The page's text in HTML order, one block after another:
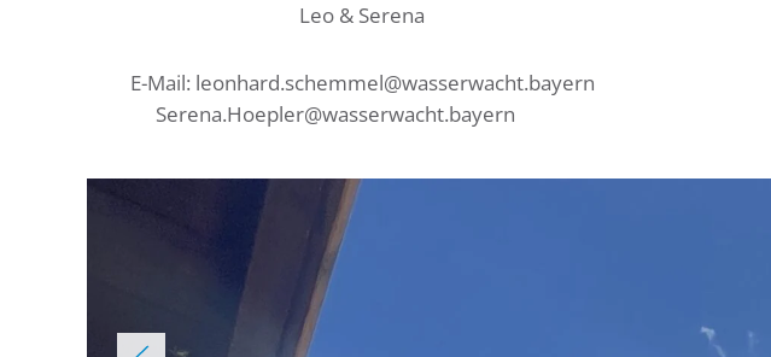
Leo & Serena
E-Mail: leonhard.schemmel@wasserwacht.bayern
Serena.Hoepler@wasserwacht.bayern